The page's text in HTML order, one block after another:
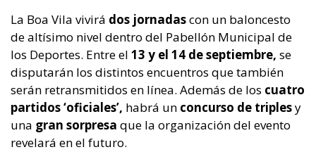
La Boa Vila vivirá dos jornadascon un baloncesto
de altísimo nivel dentro del Pabellón Municipal de
los Deportes. Entre el 13 y el 14 de septiembre, se
disputarán los distintos encuentros que también
serán retransmitidos en línea. Además de los cuatro
partidos ‘oficiales’, habrá un concurso de triplesy
una gran sorpresa que la organización del evento
revelará en el futuro.